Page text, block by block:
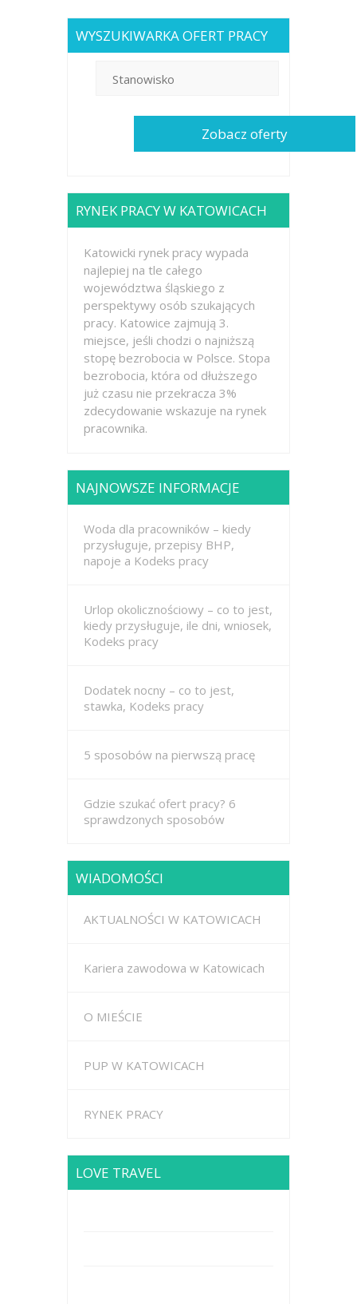
WYSZUKIWARKA OFERT PRACY
RYNEK PRACY W KATOWICACH
Katowicki rynek pracy wypada
najlepiej na tle całego
województwa śląskiego z
perspektywy osób szukających
pracy. Katowice zajmują 3.
miejsce, jeśli chodzi o najniższą
stopę bezrobocia w Polsce. Stopa
bezrobocia, która od dłuższego
już czasu nie przekracza 3%
zdecydowanie wskazuje na rynek
pracownika.
NAJNOWSZE INFORMACJE
Woda dla pracowników – kiedy
przysługuje, przepisy BHP,
napoje a Kodeks pracy
Urlop okolicznościowy – co to jest,
kiedy przysługuje, ile dni, wniosek,
Kodeks pracy
Dodatek nocny – co to jest,
stawka, Kodeks pracy
5 sposobów na pierwszą pracę
Gdzie szukać ofert pracy? 6
sprawdzonych sposobów
WIADOMOŚCI
AKTUALNOŚCI W KATOWICACH
Kariera zawodowa w Katowicach
O MIEŚCIE
PUP W KATOWICACH
RYNEK PRACY
LOVE TRAVEL